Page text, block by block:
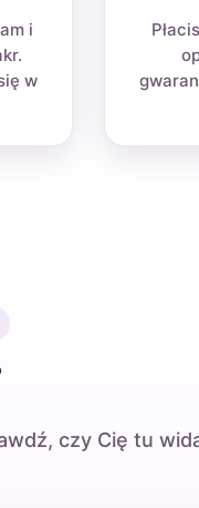
i
w
czy Cię tu